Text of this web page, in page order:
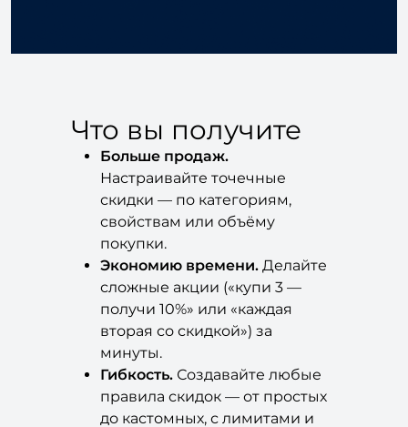
Больше продаж.
Настраивайте точечные
скидки — по категориям,
покупки.
Делайте
сложные акции («купи 3 —
получи 10%» или «каждая
вторая со скидкой») за
минуты.
правила скидок — от простых